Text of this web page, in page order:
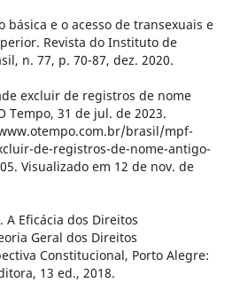
básica e o acesso de transexuais e
Revista do Instituto de
n. 77, p. 70-87, dez. 2020.
excluir de registros de nome
Tempo, 31 de jul. de 2023.
brasil/mpf-
de-registros-de-nome-antigo-
Visualizado em 12 de nov. de
A Eficácia dos Direitos
Geral dos Direitos
Constitucional, Porto Alegre:
13 ed., 2018.